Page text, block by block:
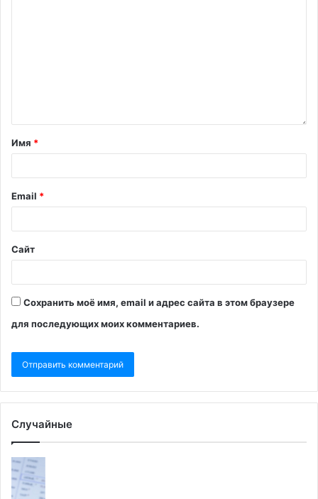
Имя *
Email *
Сайт
Сохранить моё имя, email и адрес сайта в этом браузере
для последующих моих комментариев.
Случайные
Минтруд
спрогнозировал
снижение